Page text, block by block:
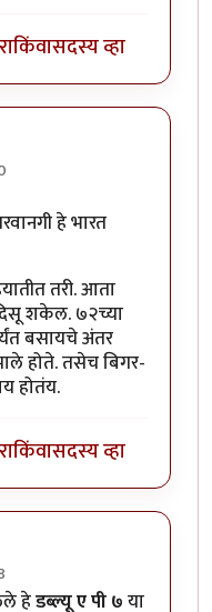
किंवासदस्य व्हा
हे भारत
तरी. आता
शकेल. ७२च्या
बसायचे अंतर
होते. तसेच बिगर-
होतंय.
किंवासदस्य व्हा
हेडब्ल्यू ए पी ७या